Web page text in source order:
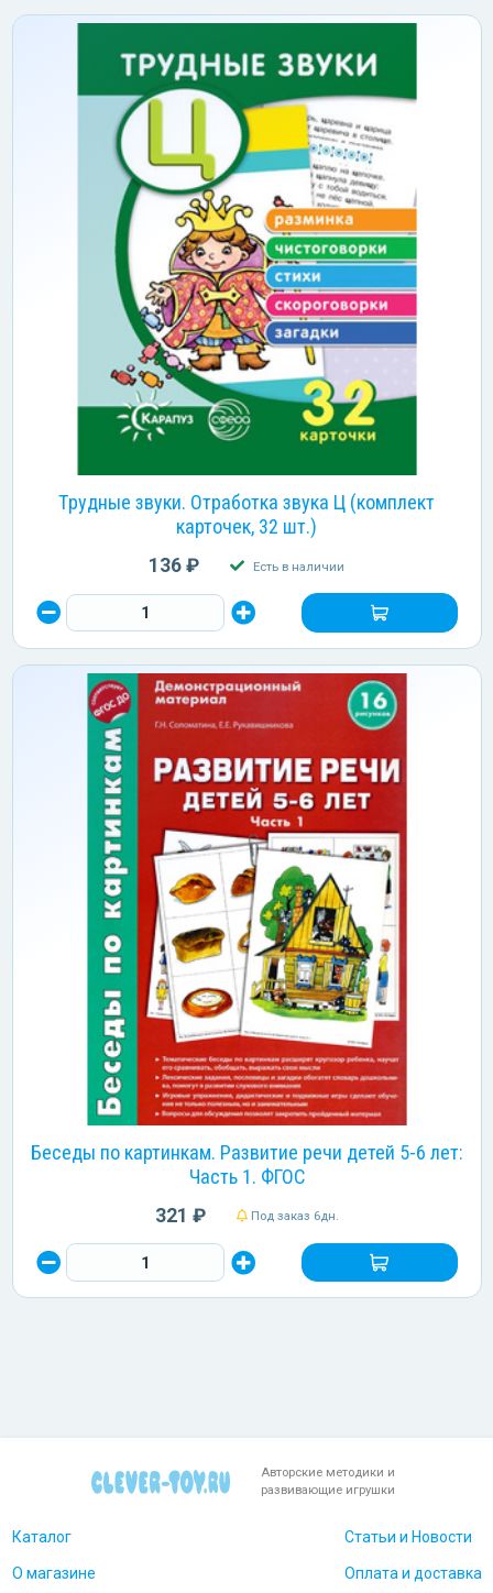
Трудные звуки. Отработка звука Ц (комплект
карточек, 32 шт.)
136 ₽ Есть в наличии
Беседы по картинкам. Развитие речи детей 5-6 лет:
Часть 1. ФГОС
321 ₽ Под заказ 6дн.
Авторские методики и
развивающие игрушки
Каталог
О магазине
Статьи и Новости
Оплата и доставка